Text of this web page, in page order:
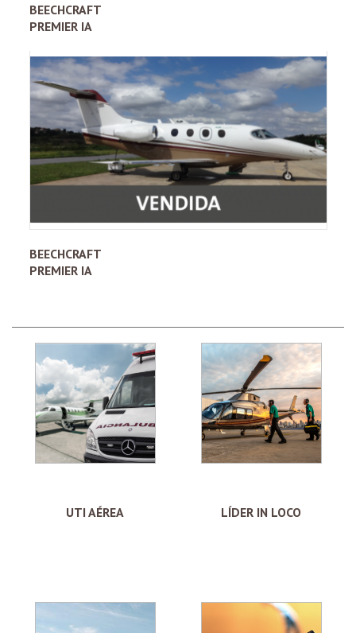
BEECHCRAFT
PREMIER IA
BEECHCRAFT
PREMIER IA
UTI AÉREA LÍDER IN LOCO